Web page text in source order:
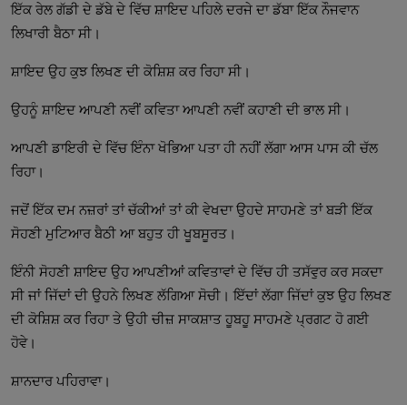
ਇੱਕ ਰੇਲ ਗੱਡੀ ਦੇ ਡੱਬੇ ਦੇ ਵਿੱਚ ਸ਼ਾਇਦ ਪਹਿਲੇ ਦਰਜੇ ਦਾ ਡੱਬਾ ਇੱਕ ਨੌਜਵਾਨ
ਲਿਖਾਰੀ ਬੈਠਾ ਸੀ।
ਸ਼ਾਇਦ ਉਹ ਕੁਝ ਲਿਖਣ ਦੀ ਕੋਸ਼ਿਸ਼ ਕਰ ਰਿਹਾ ਸੀ।
ਉਹਨੂੰ ਸ਼ਾਇਦ ਆਪਣੀ ਨਵੀਂ ਕਵਿਤਾ ਆਪਣੀ ਨਵੀਂ ਕਹਾਣੀ ਦੀ ਭਾਲ ਸੀ।
ਆਪਣੀ ਡਾਇਰੀ ਦੇ ਵਿੱਚ ਇੰਨਾ ਖੋਭਿਆ ਪਤਾ ਹੀ ਨਹੀਂ ਲੱਗਾ ਆਸ ਪਾਸ ਕੀ ਚੱਲ
ਰਿਹਾ।
ਜਦੋਂ ਇੱਕ ਦਮ ਨਜ਼ਰਾਂ ਤਾਂ ਚੱਕੀਆਂ ਤਾਂ ਕੀ ਵੇਖਦਾ ਉਹਦੇ ਸਾਹਮਣੇ ਤਾਂ ਬੜੀ ਇੱਕ
ਸੋਹਣੀ ਮੁਟਿਆਰ ਬੈਠੀ ਆ ਬਹੁਤ ਹੀ ਖੂਬਸੂਰਤ।
ਇੰਨੀ ਸੋਹਣੀ ਸ਼ਾਇਦ ਉਹ ਆਪਣੀਆਂ ਕਵਿਤਾਵਾਂ ਦੇ ਵਿੱਚ ਹੀ ਤਸੱਵੁਰ ਕਰ ਸਕਦਾ
ਸੀ ਜਾਂ ਜਿੱਦਾਂ ਦੀ ਉਹਨੇ ਲਿਖਣ ਲੱਗਿਆ ਸੋਚੀ। ਇੱਦਾਂ ਲੱਗਾ ਜਿੱਦਾਂ ਕੁਝ ਉਹ ਲਿਖਣ
ਦੀ ਕੋਸ਼ਿਸ਼ ਕਰ ਰਿਹਾ ਤੇ ਉਹੀ ਚੀਜ਼ ਸਾਕਸ਼ਾਤ ਹੂਬਹੂ ਸਾਹਮਣੇ ਪ੍ਰਗਟ ਹੋ ਗਈ
ਹੋਵੇ।
ਸ਼ਾਨਦਾਰ ਪਹਿਰਾਵਾ।